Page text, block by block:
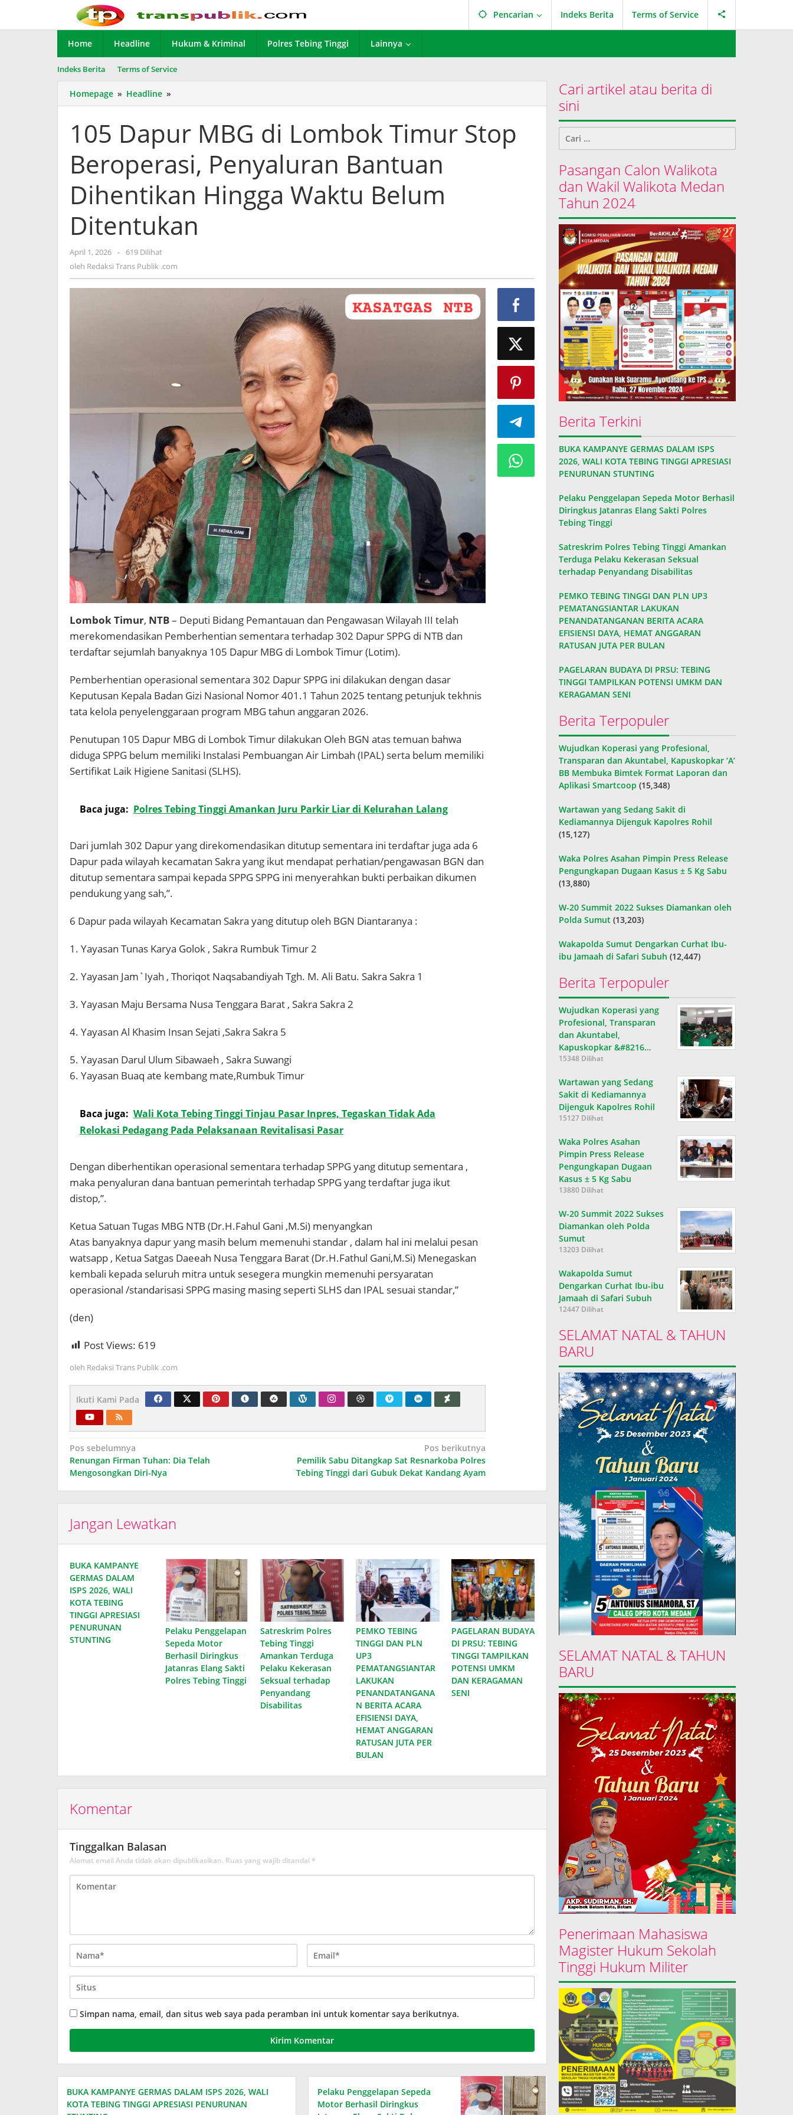
konten
Pencarian Indeks Berita Terms of Service
Home Headline Hukum & Kriminal Polres Tebing Tinggi Lainnya
Indeks Berita Terms of Service
Homepage » Headline »
Dapur
di
Lombok
Timur
Stop
Beroperasi,
Penyaluran
Bantuan
Hingga
Ditentukan
105 Dapur MBG di Lombok Timur Stop
Beroperasi, Penyaluran Bantuan
Dihentikan Hingga Waktu Belum
Ditentukan
April 1, 2026 oleh
Redaksi
Publik
-
619 Dilihat
oleh Redaksi Trans Publik .com
Lombok Timur, NTB– Deputi Bidang Pemantauan dan Pengawasan Wilayah III telah
merekomendasikan Pemberhentian sementara terhadap 302 Dapur SPPG di NTB dan
terdaftar sejumlah banyaknya 105 Dapur MBG di Lombok Timur (Lotim).
Pemberhentian operasional sementara 302 Dapur SPPG ini dilakukan dengan dasar
Keputusan Kepala Badan Gizi Nasional Nomor 401.1 Tahun 2025 tentang petunjuk tekhnis
tata kelola penyelenggaraan program MBG tahun anggaran 2026.
Penutupan 105 Dapur MBG di Lombok Timur dilakukan Oleh BGN atas temuan bahwa
diduga SPPG belum memiliki Instalasi Pembuangan Air Limbah (IPAL) serta belum memiliki
Sertifikat Laik Higiene Sanitasi (SLHS).
Baca juga: Polres Tebing Tinggi Amankan Juru Parkir Liar di Kelurahan Lalang
Dari jumlah 302 Dapur yang direkomendasikan ditutup sementara ini terdaftar juga ada 6
Dapur pada wilayah kecamatan Sakra yang ikut mendapat perhatian/pengawasan BGN dan
ditutup sementara sampai kepada SPPG SPPG ini menyerahkan bukti perbaikan dikumen
pendukung yang sah,”.
6 Dapur pada wilayah Kecamatan Sakra yang ditutup oleh BGN Diantaranya :
1. Yayasan Tunas Karya Golok , Sakra Rumbuk Timur 2
2. Yayasan Jam`Iyah , Thoriqot Naqsabandiyah Tgh. M. Ali Batu. Sakra Sakra 1
3. Yayasan Maju Bersama Nusa Tenggara Barat , Sakra Sakra 2
4. Yayasan Al Khasim Insan Sejati ,Sakra Sakra 5
5. Yayasan Darul Ulum Sibawaeh , Sakra Suwangi
6. Yayasan Buaq ate kembang mate,Rumbuk Timur
Baca juga: Wali Kota Tebing Tinggi Tinjau Pasar Inpres, Tegaskan Tidak Ada
Relokasi Pedagang Pada Pelaksanaan Revitalisasi Pasar
Dengan diberhentikan operasional sementara terhadap SPPG yang ditutup sementara ,
maka penyaluran dana bantuan pemerintah terhadap SPPG yang terdaftar juga ikut
distop,”.
Ketua Satuan Tugas MBG NTB (Dr.H.Fahul Gani ,M.Si) menyangkan
Atas banyaknya dapur yang masih belum memenuhi standar , dalam hal ini melalui pesan
watsapp , Ketua Satgas Daeeah Nusa Tenggara Barat (Dr.H.Fathul Gani,M.Si) Menegaskan
kembali kepada seluruh mitra untuk sesegera mungkin memenuhi persyaratan
operasional /standarisasi SPPG masing masing seperti SLHS dan IPAL sesuai standar,”
(den)
Post Views: 619
oleh Redaksi Trans Publik .com
Ikuti Kami Pada
Navigasi
pos
Pos sebelumnya
Renungan Firman Tuhan: Dia Telah
Mengosongkan Diri-Nya
Pos berikutnya
Pemilik Sabu Ditangkap Sat Resnarkoba Polres
Tebing Tinggi dari Gubuk Dekat Kandang Ayam
Jangan Lewatkan
BUKA KAMPANYE
GERMAS DALAM
ISPS 2026, WALI
KOTA TEBING
TINGGI APRESIASI
PENURUNAN
STUNTING
Pelaku Penggelapan
Sepeda Motor
Berhasil Diringkus
Jatanras Elang Sakti
Polres Tebing Tinggi
Satreskrim Polres
Tebing Tinggi
Amankan Terduga
Pelaku Kekerasan
Seksual terhadap
Penyandang
Disabilitas
PEMKO TEBING
TINGGI DAN PLN
UP3
PEMATANGSIANTAR
LAKUKAN
PENANDATANGANA
N BERITA ACARA
EFISIENSI DAYA,
HEMAT ANGGARAN
RATUSAN JUTA PER
BULAN
PAGELARAN BUDAYA
DI PRSU: TEBING
TINGGI TAMPILKAN
POTENSI UMKM
DAN KERAGAMAN
SENI
Komentar
Tinggalkan Balasan
Alamat email Anda tidak akan dipublikasikan. Ruas yang wajib ditandai *
Simpan nama, email, dan situs web saya pada peramban ini untuk komentar saya berikutnya.
BUKA KAMPANYE GERMAS DALAM ISPS 2026, WALI
KOTA TEBING TINGGI APRESIASI PENURUNAN
Pelaku Penggelapan Sepeda
Motor Berhasil Diringkus
Cari artikel atau berita di
sini
Cari
untuk:
Pasangan Calon Walikota
dan Wakil Walikota Medan
Tahun 2024
Berita Terkini
BUKA KAMPANYE GERMAS DALAM ISPS
2026, WALI KOTA TEBING TINGGI APRESIASI
PENURUNAN STUNTING
Pelaku Penggelapan Sepeda Motor Berhasil
Diringkus Jatanras Elang Sakti Polres
Tebing Tinggi
Satreskrim Polres Tebing Tinggi Amankan
Terduga Pelaku Kekerasan Seksual
terhadap Penyandang Disabilitas
PEMKO TEBING TINGGI DAN PLN UP3
PEMATANGSIANTAR LAKUKAN
PENANDATANGANAN BERITA ACARA
EFISIENSI DAYA, HEMAT ANGGARAN
RATUSAN JUTA PER BULAN
PAGELARAN BUDAYA DI PRSU: TEBING
TINGGI TAMPILKAN POTENSI UMKM DAN
KERAGAMAN SENI
Berita Terpopuler
Wujudkan Koperasi yang Profesional,
Transparan dan Akuntabel, Kapuskopkar ‘A’
BB Membuka Bimtek Format Laporan dan
Aplikasi Smartcoop (15,348)
Wartawan yang Sedang Sakit di
Kediamannya Dijenguk Kapolres Rohil
(15,127)
Waka Polres Asahan Pimpin Press Release
Pengungkapan Dugaan Kasus ± 5 Kg Sabu
(13,880)
W-20 Summit 2022 Sukses Diamankan oleh
Polda Sumut (13,203)
Wakapolda Sumut Dengarkan Curhat Ibu-
ibu Jamaah di Safari Subuh (12,447)
Berita Terpopuler
Wujudkan Koperasi yang
Profesional, Transparan
dan Akuntabel,
Kapuskopkar &#8216…
15348 Dilihat
Wartawan yang Sedang
Sakit di Kediamannya
Dijenguk Kapolres Rohil
15127 Dilihat
Waka Polres Asahan
Pimpin Press Release
Pengungkapan Dugaan
Kasus ± 5 Kg Sabu
13880 Dilihat
W-20 Summit 2022 Sukses
Diamankan oleh Polda
Sumut
13203 Dilihat
Wakapolda Sumut
Dengarkan Curhat Ibu-ibu
Jamaah di Safari Subuh
12447 Dilihat
SELAMAT NATAL & TAHUN
BARU
SELAMAT NATAL & TAHUN
BARU
Penerimaan Mahasiswa
Magister Hukum Sekolah
Tinggi Hukum Militer